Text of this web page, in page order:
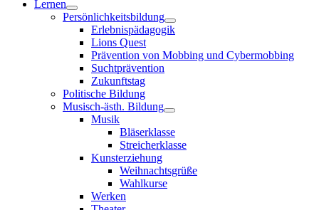
Lernen
Persönlichkeitsbildung
Erlebnispädagogik
Lions Quest
Prävention von Mobbing und Cybermobbing
Suchtprävention
Zukunftstag
Politische Bildung
Musisch-ästh. Bildung
Musik
Bläserklasse
Streicherklasse
Kunsterziehung
Weihnachtsgrüße
Wahlkurse
Werken